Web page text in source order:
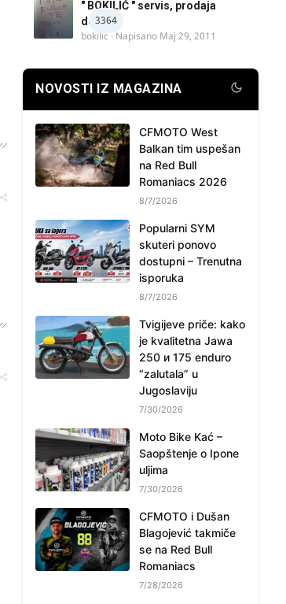
3364
" BOKILIĆ " servis, prodaja
delova
bokilic · Napisano Maj 29, 2011
NOVOSTI IZ MAGAZINA
CFMOTO West
Balkan tim uspešan
na Red Bull
Romaniacs 2026
8/7/2026
Popularni SYM
skuteri ponovo
dostupni – Trenutna
isporuka
8/7/2026
Tvigijeve priče: kako
je kvalitetna Jawa
250 и 175 enduro
“zalutala” u
Jugoslaviju
7/30/2026
Moto Bike Kać –
Saopštenje o Ipone
uljima
7/30/2026
CFMOTO i Dušan
Blagojević takmiče
se na Red Bull
Romaniacs
7/28/2026